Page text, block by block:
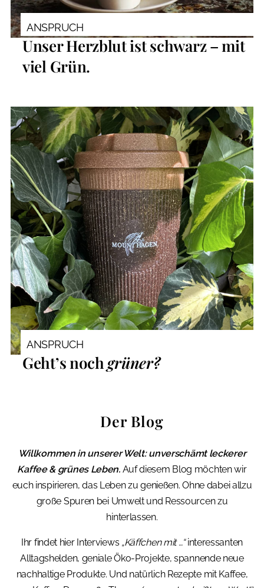
ANSPRUCH
Unser Herzblut ist schwarz – mit
viel Grün.
ANSPRUCH
Geht’s nochgrüner?
Der Blog
Willkommen in unserer Welt: unverschämt leckerer
Kaffee & grünes Leben.Auf diesem Blog möchten wir
euch inspirieren, das Leben zu genießen. Ohne dabei allzu
große Spuren bei Umwelt und Ressourcen zu
hinterlassen.
Ihr findet hier Interviews „Käffchen mit …“interessanten
Alltagshelden, geniale Öko-Projekte, spannende neue
nachhaltige Produkte. Und natürlich Rezepte mit Kaffee,